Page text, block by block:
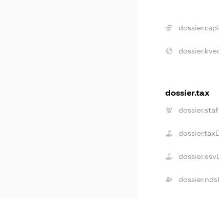
dossier.tax